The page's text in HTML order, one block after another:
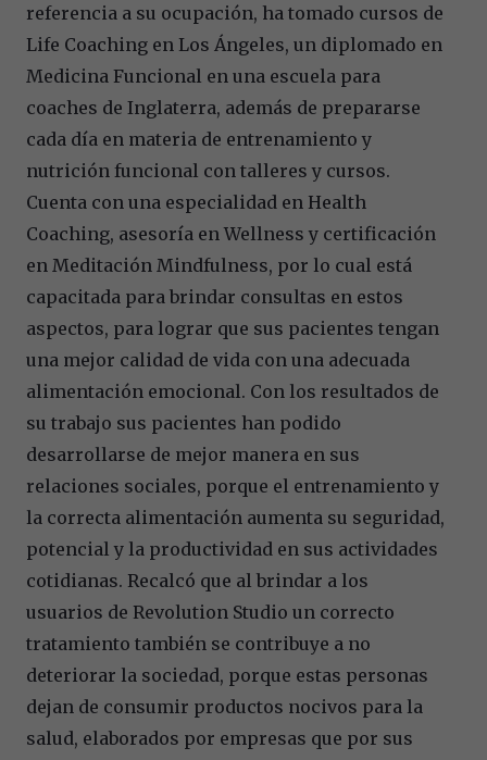
referencia a su ocupación, ha tomado cursos de
Life Coaching en Los Ángeles, un diplomado en
Medicina Funcional en una escuela para
coaches de Inglaterra, además de prepararse
cada día en materia de entrenamiento y
nutrición funcional con talleres y cursos.
Cuenta con una especialidad en Health
Coaching, asesoría en Wellness y certificación
en Meditación Mindfulness, por lo cual está
capacitada para brindar consultas en estos
aspectos, para lograr que sus pacientes tengan
una mejor calidad de vida con una adecuada
alimentación emocional. Con los resultados de
su trabajo sus pacientes han podido
desarrollarse de mejor manera en sus
relaciones sociales, porque el entrenamiento y
la correcta alimentación aumenta su seguridad,
potencial y la productividad en sus actividades
cotidianas. Recalcó que al brindar a los
usuarios de Revolution Studio un correcto
tratamiento también se contribuye a no
deteriorar la sociedad, porque estas personas
dejan de consumir productos nocivos para la
salud, elaborados por empresas que por sus